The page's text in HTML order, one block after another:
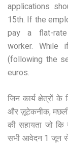
applications
15th. If the
pay a flat-
worker. While
(following the
euros.
जिन कार्य क्षेत्रों
और ज़ूटेकनीक,
की सहायता जो कि
सभी आवेदन 1 जून से